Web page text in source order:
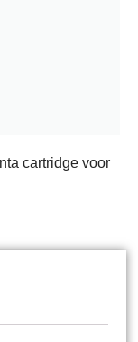
cartridge voor